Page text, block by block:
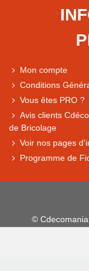
Mon compte
Conditions
Vous êtes PRO ?
Avis clients
de Bricolage
Voir nos pages
Programme de
©
344 037 213